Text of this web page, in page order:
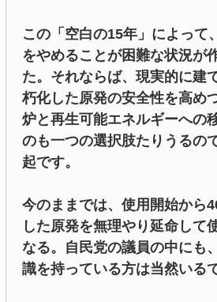
この「空白の15年」によって
をやめることが困難な状況が
た。それならば、現実的に建
朽化した原発の安全性を高め
炉と再生可能エネルギーへの
のも一つの選択肢たりうるの
起です。
今のままでは、使用開始から
した原発を無理やり延命して
なる。自民党の議員の中にも
識を持っている方は当然いる